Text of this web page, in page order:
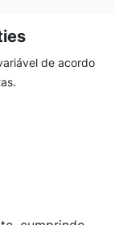
de acordo